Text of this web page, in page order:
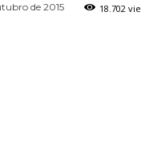
de 2015 18.702